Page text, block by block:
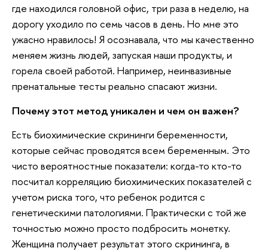
где находился головной офис, три раза в неделю, на
дорогу уходило по семь часов в день. Но мне это
ужасно нравилось! Я осознавала, что мы качественно
меняем жизнь людей, запуская наши продукты, и
горела своей работой. Например, неинвазивные
пренатальные тесты реально спасают жизни.
Почему этот метод уникален и чем он важен?
Есть биохимические скрининги беременности,
которые сейчас проводятся всем беременным. Это
чисто вероятностные показатели: когда-то кто-то
посчитал корреляцию биохимических показателей с
учетом риска того, что ребенок родится с
генетическими патологиями. Практически с той же
точностью можно просто подбросить монетку.
Женщина получает результат этого скрининга, в